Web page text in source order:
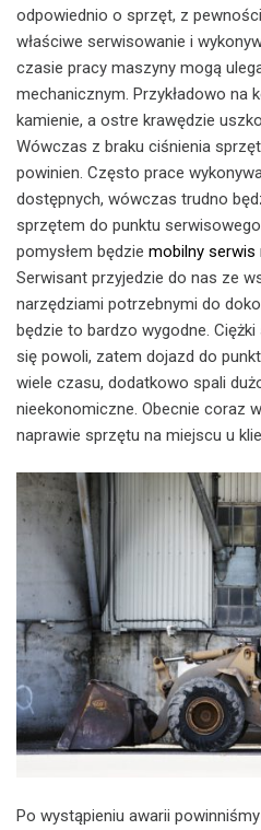
odpowiednio o sprzęt, z
właściwe serwisowanie i
czasie pracy maszyny mogą
mechanicznym. Przykładowo na
kamienie, a ostre krawędzie
Wówczas z braku ciśnienia sprzęt
powinien. Często prace
dostępnych, wówczas trudno
sprzętem do punktu
pomysłem będzie mobilny serwis
Serwisant przyjedzie do nas ze
narzędziami potrzebnymi do
będzie to bardzo wygodne.
się powoli, zatem dojazd do
wiele czasu, dodatkowo spali
nieekonomiczne. Obecnie coraz
naprawie sprzętu na miejscu u
Po wystąpieniu awarii